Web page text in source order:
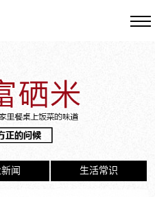
闻 生活常识